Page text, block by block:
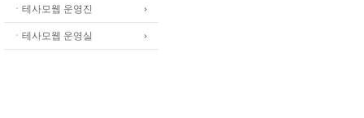
ㆍ테사모웹 운영진
ㆍ테사모웹 운영실